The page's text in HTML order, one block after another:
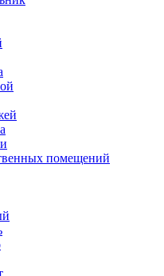
помещений